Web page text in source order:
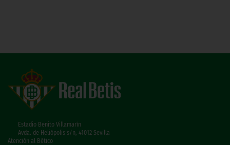
Estadio Benito Villamarín
Avda. de Heliópolis s/n, 41012 Sevilla
Atención al Bético